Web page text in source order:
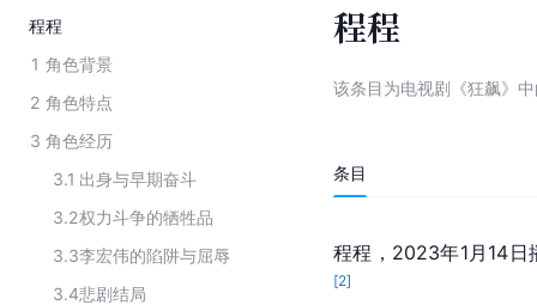
程程
1 角色背景
2 角色特点
3 角色经历
3.1 出身与早期奋斗
3.2权力斗争的牺牲品
3.3李宏伟的陷阱与屈辱
3.4悲剧结局
程程
该条目为电视剧《狂飙》
条目
程程，2023年1月14日
[2]